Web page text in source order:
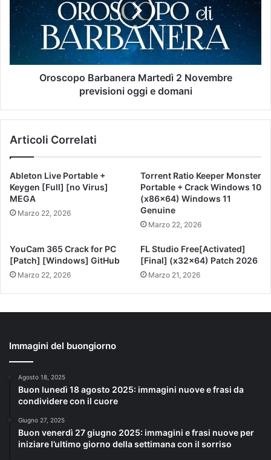
Oroscopo Barbanera Martedì 2 Novembre
previsioni oggi e domani
Articoli Correlati
Ableton Live Portable +
Keygen [Full] [no Virus]
MEGA
Marzo 22, 2026
Torrent Ratio Keeper Monster
Portable + Crack Windows 10
(x86x64) Windows 11
Genuine
Marzo 22, 2026
YouCam 365 Crack for PC
[Patch] [Windows] GitHub
Marzo 22, 2026
FL Studio Free[Activated]
[Final] (x32x64) Patch 2026
Marzo 21, 2026
Immagini del buongiorno
Agosto 18, 2025
Buon lunedì 18 agosto 2025: immagini nuove e frasi da
condividere con il cuore
Giugno 27, 2025
Buon venerdì 27 giugno 2025: immagini e frasi nuove per
iniziare l’ultimo giorno della settimana con il sorriso